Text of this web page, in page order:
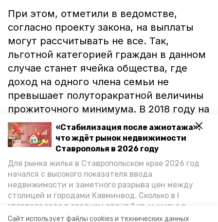
Сайт использует файлы cookies и технических данных
«Стабилизация после ажиотажа»:
что ждёт рынок недвижимости
Ставрополья в 2026 году
Для рынка жилья в Ставропольском крае 2026 год
начался с высокого показателя ввода
недвижимости и заметного разрыва цен между
столицей и городами Кавминвод. Сколько в I
квартале года в среднем стоит 1 кв. м жилья в
городах и округах региона, как изменился спрос на
При этом, отметили в ведомстве,
согласно проекту закона, на выплаты
могут рассчитывать не все. Так,
льготной категорией граждан в данном
случае станет ячейка общества, где
доход на одного члена семьи не
превышает полуторакратной величины
прожиточного минимума. В 2018 году на
Ставрополье эта цифра находится на
уровне чуть более четырнадцати тысяч
рублей.
Выплаты будут производиться до
достижения ребенком
полуторагодовалого возраста.
Документы на льготы необходимо